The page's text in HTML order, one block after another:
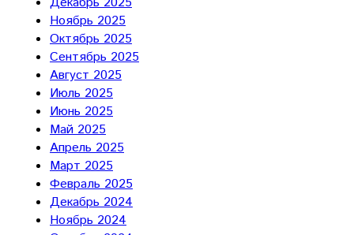
Ноябрь 2025
Октябрь 2025
Сентябрь 2025
Август 2025
Июль 2025
Июнь 2025
Май 2025
Апрель 2025
Март 2025
Февраль 2025
Декабрь 2024
Ноябрь 2024